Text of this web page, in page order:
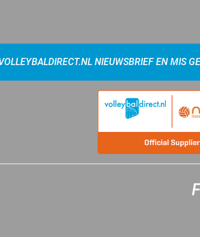
NIEUWSBRIEF EN MIS